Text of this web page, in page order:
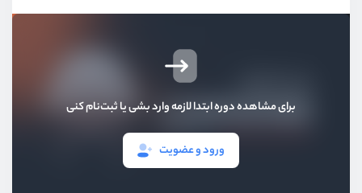
برای مشاهده دوره ابتدا لازمه وارد بشی یا ثبت‌نام کنی
ورود و عضویت